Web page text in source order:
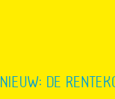
NIEUW: DE